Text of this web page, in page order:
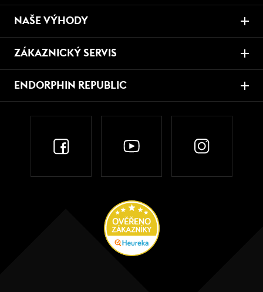
NAŠE VÝHODY
ZÁKAZNICKÝ SERVIS
ENDORPHIN REPUBLIC